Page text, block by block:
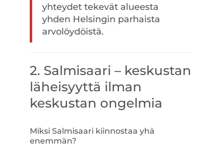
yhteydet tekevät alueesta
yhden Helsingin parhaista
arvolöydöistä.
2. Salmisaari – keskustan
läheisyyttä ilman
keskustan ongelmia
Miksi Salmisaari kiinnostaa yhä
enemmän?